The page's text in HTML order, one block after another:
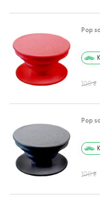
Pop
100 ₴
Pop
100 ₴